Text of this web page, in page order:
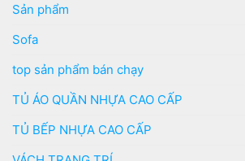
Sản phẩm
Sofa
top sản phẩm bán chạy
TỦ ÁO QUẦN NHỰA CAO CẤP
TỦ BẾP NHỰA CAO CẤP